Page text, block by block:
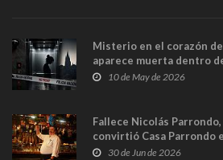
Misterio en el corazón
aparece muerta dentro
y las cámaras captan sus
10 de May de 2026
Fallece Nicolás
convirtió Casa Parrondo
en Madrid
30 de Jun de 2026